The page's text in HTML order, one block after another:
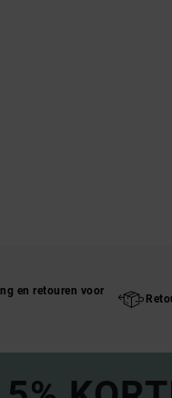
en retouren voor